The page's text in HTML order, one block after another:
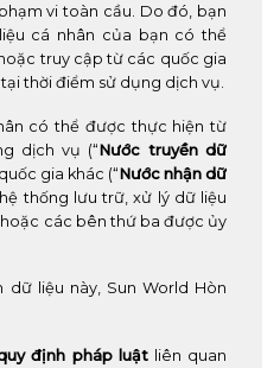
vi toàn cầu. Do đó, bạn
cá nhân của bạn có thể
truy cập từ các quốc gia
thời điểm sử dụng dịch vụ.
có thể được thực hiện từ
dịch vụ (“Nước truyền dữ
gia khác (“Nước nhận dữ
thống lưu trữ, xử lý dữ liệu
các bên thứ ba được ủy
dữ liệu này, Sun World Hòn
định pháp luậtliên quan